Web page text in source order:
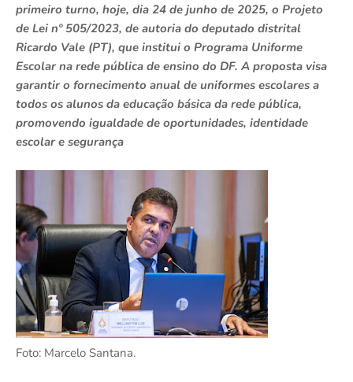
primeiro turno, hoje, dia 24 de junho de 2025, o Projeto
de Lei nº 505/2023, de autoria do deputado distrital
Ricardo Vale (PT), que institui o Programa Uniforme
Escolar na rede pública de ensino do DF. A proposta visa
garantir o fornecimento anual de uniformes escolares a
todos os alunos da educação básica da rede pública,
promovendo igualdade de oportunidades, identidade
escolar e segurança
Foto: Marcelo Santana.